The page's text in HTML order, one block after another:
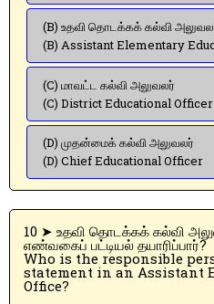
(B) உதவி தொடக்கக் கல்வி
(B) Assistant Elementary
(C) மாவட்ட கல்வி அலுவலர்
(C) District Educational Officer
(D) முதன்மைக் கல்வி அலுவலர்
(D) Chief Educational Officer
10 ➤ உதவி தொடக்கக் கல்வி அலுவலர் அலுவலகத்தில் யார்
எண்வகைப் பட்டியல் தயாரிப்பார்?
Who is the responsible
statement in an Assistant
Office?